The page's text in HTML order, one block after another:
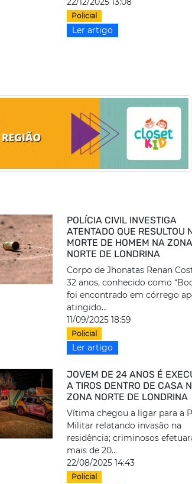
Policial
Ler artigo
POLÍCIA CIVIL INVESTIGA
ATENTADO QUE RESULTOU
MORTE DE HOMEM NA ZONA
NORTE DE LONDRINA
Corpo de Jhonatas Renan
32 anos, conhecido como
foi encontrado em córrego
atingido...
11/09/2025 18:59
Policial
Ler artigo
JOVEM DE 24 ANOS É
A TIROS DENTRO DE CASA
ZONA NORTE DE LONDRINA
Vítima chegou a ligar para a
Militar relatando invasão na
residência; criminosos
mais de 20...
22/08/2025 14:43
Policial